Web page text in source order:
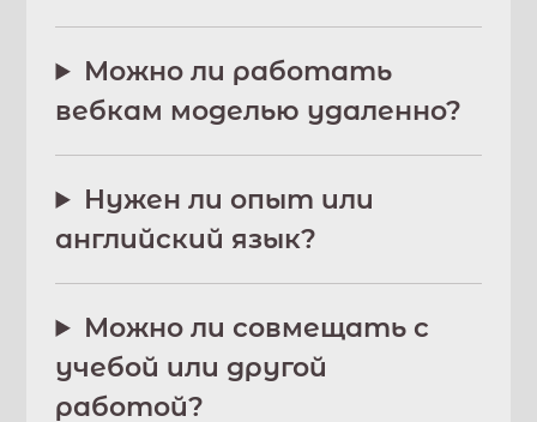
Можно ли работать
вебкам моделью удаленно?
Нужен ли опыт или
английский язык?
Можно ли совмещать с
учебой или другой
работой?